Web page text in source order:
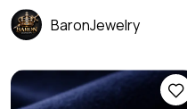
BaronJewelry